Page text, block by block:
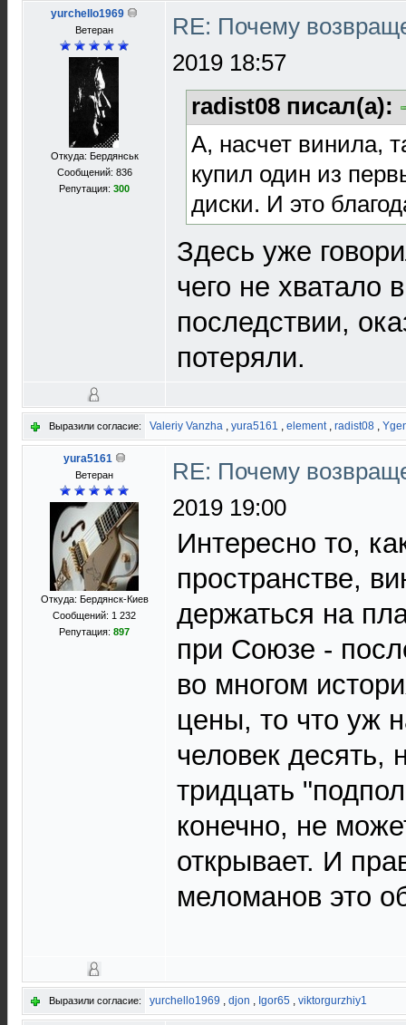
yurchello1969
Ветеран
Откуда: Бердянськ
Сообщений: 836
Репутация: 300
RE: Почему
2019 18:57
radist08 писал(а):
А, насчет винила,
купил один из
диски. И это
Здесь уже
чего не хватало
последствии,
потеряли.
Выразили согласие: Valeriy Vanzha , yura5161 , element, radist08 ,
yura5161
Ветеран
Откуда: Бердянск-Киев
Сообщений: 1 232
Репутация: 897
RE: Почему
2019 19:00
Интересно то,
пространстве,
держаться на
при Союзе -
во многом
цены, то что уж
человек десять,
тридцать
конечно, не
открывает. И
меломанов это
Выразили согласие: yurchello1969 , djon , Igor65 , viktorgurzhiy1